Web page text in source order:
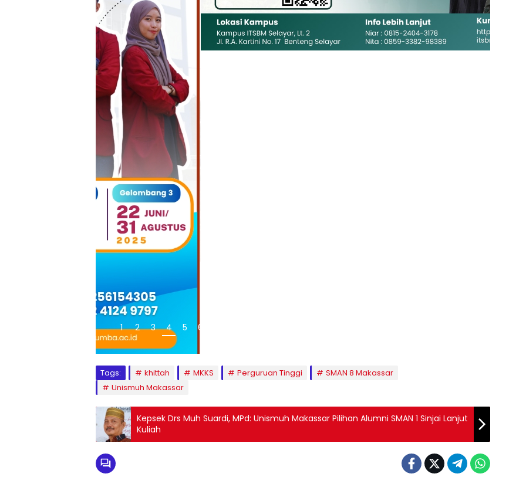
1 2 3 4 5 6
Tags: khittah MKKS Perguruan Tinggi
SMAN 8 Makassar
Unismuh Makassar
Kepsek Drs Muh Suardi, MPd: Unismuh Makassar Pilihan Alumni SMAN 1 Sinjai Lanjut
Kuliah